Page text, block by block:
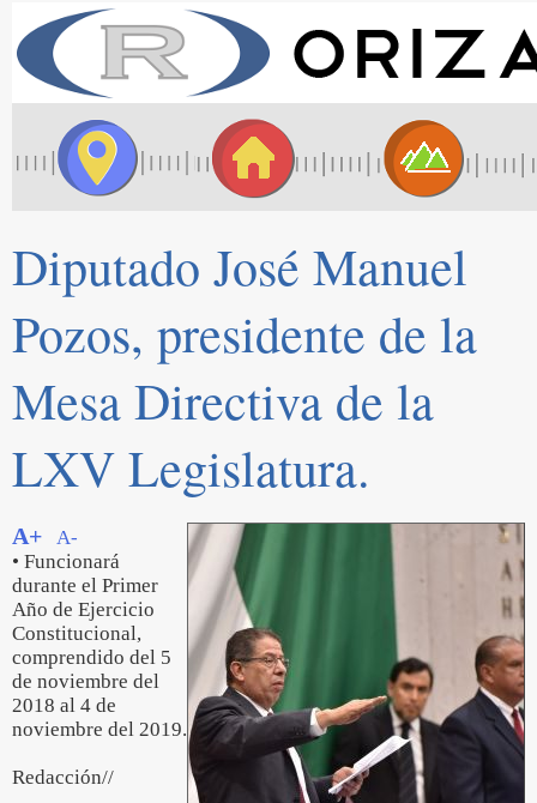
Diputado José Manuel
Pozos, presidente de la
Mesa Directiva de la
LXV Legislatura.
A+
A-
• Funcionará
durante el Primer
Año de Ejercicio
Constitucional,
comprendido del 5
de noviembre del
2018 al 4 de
noviembre del 2019.
Redacción//